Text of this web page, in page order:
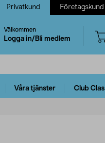
Privatkund Företagskund
Välkommen
Logga in/Bli medlem
Våra tjänster Club Clas